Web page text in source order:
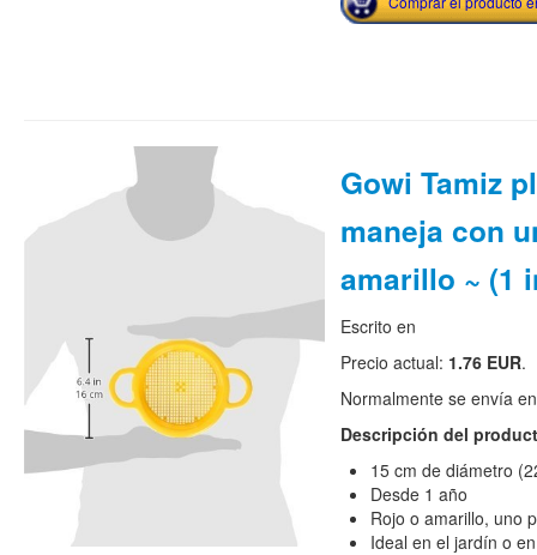
Gowi Tamiz
maneja con
amarillo ~ (1
Escrito en
Precio actual: 1.76 EUR.
Normalmente se envía
Descripción del
15 cm de diámetro
Desde 1 año
Rojo o amarillo, uno
Ideal en el jardín o